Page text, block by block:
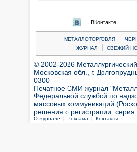
ВКонтакте
МЕТАЛЛОТОРГОВЛЯ |
ЖУРНАЛ
| СВЕЖИЙ
© 2002-2026
Московская обл., г.
0300
Печатное СМИ журнал
Федеральной службой по
массовых коммуникаций
решения о регистрации: серия
О журнале | Реклама | Контакты